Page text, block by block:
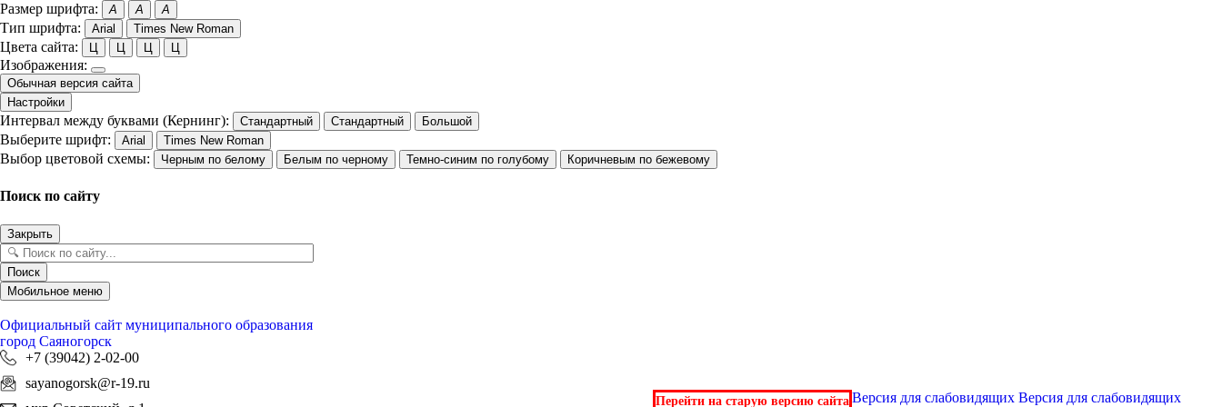
Размер шрифта: A A A
Тип шрифта: Arial Times New Roman
Цвета сайта: Ц Ц Ц Ц
Изображения:
Обычная версия сайта
Настройки
Интервал между буквами (Кернинг): Стандартный Стандартный Большой
Выберите шрифт: Arial Times New Roman
Выбор цветовой схемы: Черным по белому Белым по черному Темно-синим по голубому Коричневым по бежевому
Поиск по сайту
Закрыть
Поиск
Мобильное меню
Официальный сайт муниципального образования
город Саяногорск
+7 (39042) 2-02-00
sayanogorsk@r-19.ru
Перейти на старую версию сайта Версия для слабовидящихВерсия для слабовидящих